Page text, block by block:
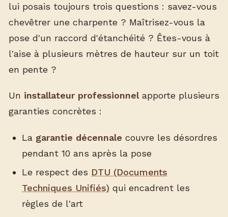
lui posais toujours trois questions : savez-vous
chevêtrer une charpente ? Maîtrisez-vous la
pose d'un raccord d'étanchéité ? Êtes-vous à
l'aise à plusieurs mètres de hauteur sur un toit
en pente ?
Un installateur professionnelapporte plusieurs
garanties concrètes :
La garantie décennale couvre les désordres
pendant 10 ans après la pose
Le respect des DTU (Documents
Techniques Unifiés) qui encadrent les
règles de l'art